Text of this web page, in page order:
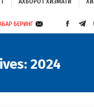
БЕРИНГ
2024